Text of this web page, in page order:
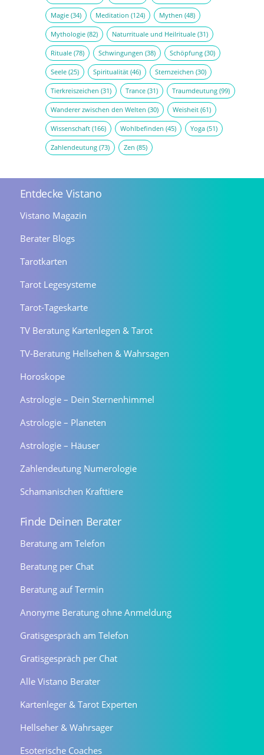
Magie(34) Meditation (124) Mythen (48)
Mythologie(82) Naturrituale und Heilrituale(31)
Rituale(78) Schwingungen (38) Schöpfung(30)
Seele(25) Spiritualität(46) Sternzeichen (30)
Tierkreiszeichen (31) Trance(31) Traumdeutung(99)
Wanderer zwischen den Welten (30) Weisheit(61)
Wissenschaft(166) Wohlbefinden (45) Yoga(51)
Zahlendeutung(73) Zen (85)
Entdecke Vistano
Vistano Magazin
Berater Blogs
Tarotkarten
Tarot Legesysteme
Tarot-Tageskarte
TV Beratung Kartenlegen & Tarot
TV-Beratung Hellsehen & Wahrsagen
Horoskope
Astrologie – Dein Sternenhimmel
Astrologie – Planeten
Astrologie – Häuser
Zahlendeutung Numerologie
Schamanischen Krafttiere
Finde Deinen Berater
Beratung am Telefon
Beratung per Chat
Beratung auf Termin
Anonyme Beratung ohne Anmeldung
Gratisgespräch am Telefon
Gratisgespräch per Chat
Alle Vistano Berater
Kartenleger & Tarot Experten
Hellseher & Wahrsager
Esoterische Coaches